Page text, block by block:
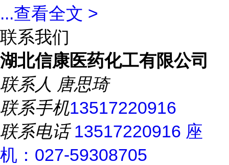
...查看全文 >
联系我们
湖北信康医药化工有限公司
联系人 唐思琦
联系手机13517220916
联系电话13517220916 座
机：027-59308705